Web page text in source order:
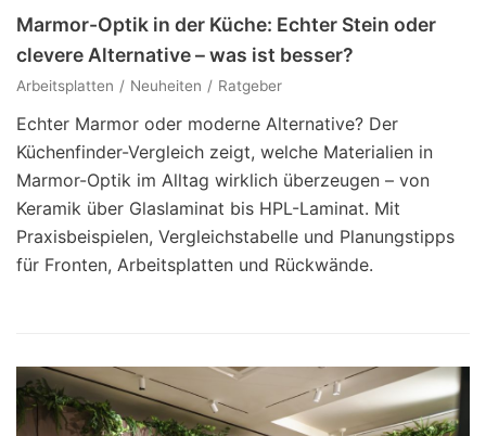
Marmor-Optik in der Küche: Echter Stein oder
clevere Alternative – was ist besser?
Arbeitsplatten Neuheiten Ratgeber
Echter Marmor oder moderne Alternative? Der
Küchenfinder-Vergleich zeigt, welche Materialien in
Marmor-Optik im Alltag wirklich überzeugen – von
Keramik über Glaslaminat bis HPL-Laminat. Mit
Praxisbeispielen, Vergleichstabelle und Planungstipps
für Fronten, Arbeitsplatten und Rückwände.